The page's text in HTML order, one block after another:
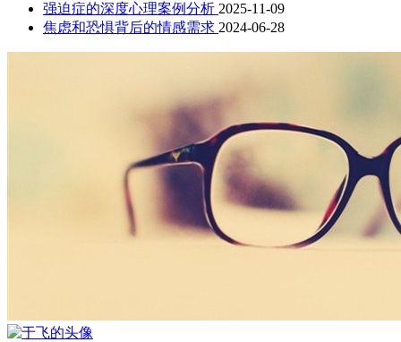
强迫症的深度心理案例分析 2025-11-09
焦虑和恐惧背后的情感需求 2024-06-28